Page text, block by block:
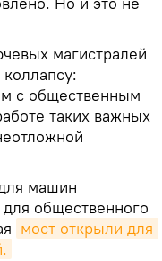
магистралей
с общественным
таких важных
машин
общественного
мост открыли для